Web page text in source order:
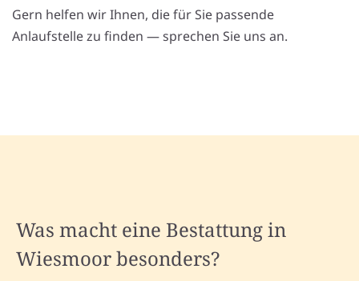
Gern helfen wir Ihnen, die für Sie passende
Anlaufstelle zu finden — sprechen Sie uns an.
Was macht eine Bestattung in
Wiesmoor besonders?